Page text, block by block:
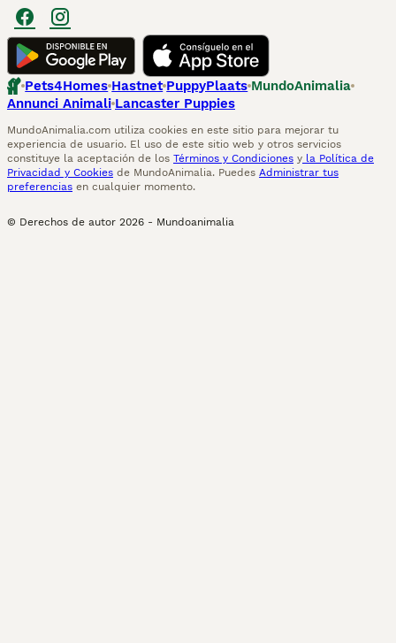
Pets4Homes Hastnet PuppyPlaats MundoAnimalia
Annunci Animali Lancaster Puppies
MundoAnimalia.com utiliza cookies en este sitio para mejorar tu
experiencia de usuario. El uso de este sitio web y otros servicios
constituye la aceptación de los Términos y Condiciones y la Política de
Privacidad y Cookies de MundoAnimalia. Puedes Administrar tus
preferencias en cualquier momento.
© Derechos de autor 2026 - Mundoanimalia